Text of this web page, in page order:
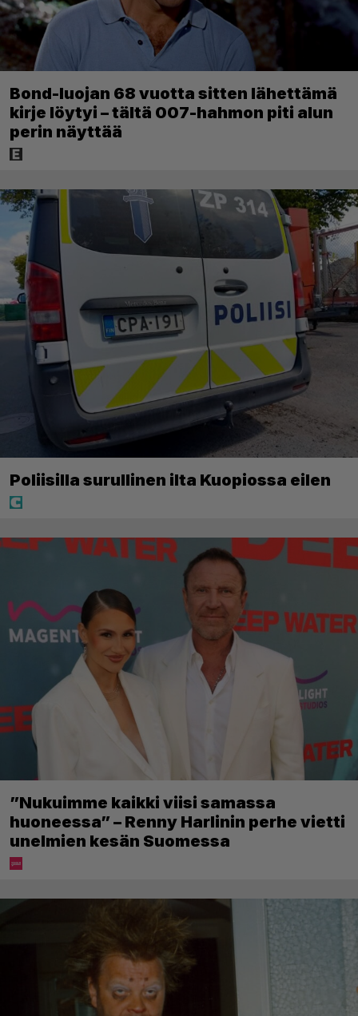
Bond-luojan 68 vuotta sitten lähettämä
kirje löytyi – tältä 007-hahmon piti alun
perin näyttää
Poliisilla surullinen ilta Kuopiossa eilen
”Nukuimme kaikki viisi samassa
huoneessa” – Renny Harlinin perhe vietti
unelmien kesän Suomessa